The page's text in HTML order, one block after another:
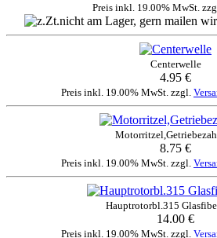
Preis inkl. 19.00% MwSt.
Centerwelle
4.95 €
Preis inkl. 19.00% MwSt. zzgl.
8.75 €
Preis inkl. 19.00% MwSt. zzgl.
Hauptrotorbl.315
14.00 €
Preis inkl. 19.00% MwSt. zzgl.